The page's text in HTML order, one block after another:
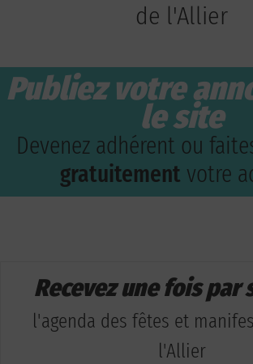
de l'Allier
Publiez votre
le site
Devenez adhérent ou
gratuitement votre
Recevez une fois par
l'agenda des fêtes et
l'Allier